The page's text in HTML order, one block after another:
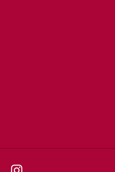
FacebookInstagram